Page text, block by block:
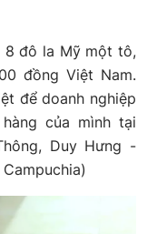
8 đô la Mỹ một tô,
đồng Việt Nam.
để doanh nghiệp
của mình tại
Duy Hưng -